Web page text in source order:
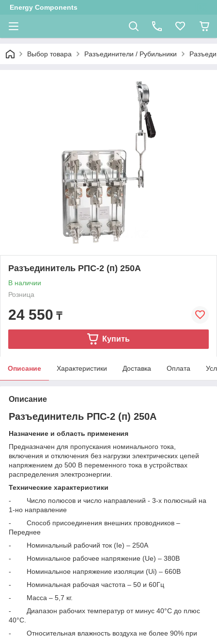
Energy Components
Выбор товара Разъединители / Рубильники
Разъединитель РПС-2 (п) 250А
В наличии
Розница
24 550 ₸
Купить
Описание Характеристики Доставка Оплата
Описание
Разъединитель РПС-2 (п) 250А
Назначение и область применения
Предназначен для пропускания номинального тока,
включения и отключения без нагрузки электрических цепей
напряжением до 500 В переменного тока в устройствах
распределения электроэнергии.
Технические характеристики
- Число полюсов и число направлений - 3-х полюсный на
1-но направление
- Способ присоединения внешних проводников –
Переднее
- Номинальный рабочий ток (Ie) – 250А
- Номинальное рабочее напряжение (Ue) – 380В
- Номинальное напряжение изоляции (Ui) – 660В
- Номинальная рабочая частота – 50 и 60Гц
- Масса – 5,7 кг.
- Диапазон рабочих температур от минус 40°С до плюс
40°С.
- Относительная влажность воздуха не более 90% при